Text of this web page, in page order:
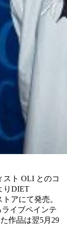
ト OLI とのコ
りDIET
アにて発売。
イブペインテ
作品は翌5月29